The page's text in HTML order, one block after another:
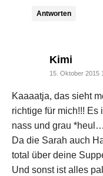
Antworten
Kimi
15. Oktober 2015
Kaaaatja, das sieht
richtige für mich!!! Es
nass und grau *heul…
Da die Sarah auch
total über deine
Und sonst ist alles